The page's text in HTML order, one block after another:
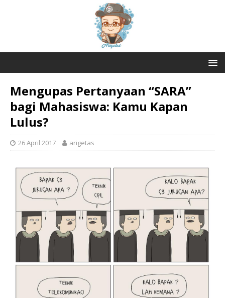
Mengupas Pertanyaan “SARA”
bagi Mahasiswa: Kamu Kapan
Lulus?
26 April 2017 arigetas